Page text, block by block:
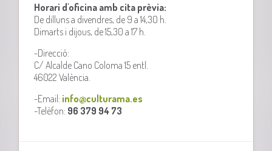
Horari d'oficina amb cita prèvia:
De dilluns a divendres, de 9 a 14,30 h.
Dimarts i dijous, de 15,30 a 17 h.
-Direcció:
C/ Alcalde Cano Coloma 15 entl.
46022 València.
-Email: info@culturama.es
-Telèfon: 96 379 94 73